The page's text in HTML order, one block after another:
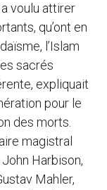
voulu attirer
qu’ont en
l’Islam
sacrés
expliquait
pour le
des morts.
magistral
Harbison,
Mahler,